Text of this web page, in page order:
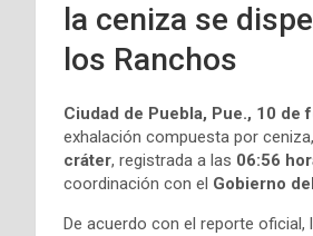
la ceniza se
los Ranchos
Ciudad de Puebla, Pue., 10 de
exhalación compuesta por
cráter, registrada a las 06:56
coordinación con el Gobierno
De acuerdo con el reporte